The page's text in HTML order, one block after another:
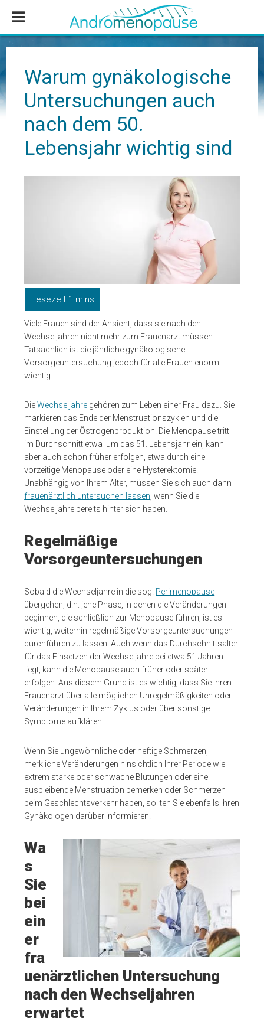
Inhalt
springen
Seitenspalte
springen
Fußzeile
springen
Warum gynäkologische
Untersuchungen auch
nach dem 50.
Lebensjahr wichtig sind
Viele Frauen sind der Ansicht, dass sie nach den
Wechseljahren nicht mehr zum Frauenarzt müssen.
Tatsächlich ist die jährliche gynäkologische
Vorsorgeuntersuchung jedoch für alle Frauen enorm
wichtig.
DieWechseljahre gehören zum Leben einer Frau dazu. Sie
markieren das Ende der Menstruationszyklen und die
Einstellung der Östrogenproduktion. Die Menopause tritt
im Durchschnitt etwa um das 51. Lebensjahr ein, kann
aber auch schon früher erfolgen, etwa durch eine
vorzeitige Menopause oder eine Hysterektomie
Unabhängig von Ihrem Alter, müssen Sie sich auch dann
frauenärztlich untersuchen lassen , wenn Sie die
Wechseljahre bereits hinter sich haben.
Regelmäßige
Vorsorgeuntersuchungen
Sobald die Wechseljahre in die sog. Perimenopause
übergehen, d.h. jene Phase, in denen die Veränderungen
beginnen, die schließlich zur Menopause führen, ist es
wichtig, weiterhin regelmäßige Vorsorgeuntersuchungen
durchführen zu lassen. Auch wenn das Durchschnittsalter
für das Einsetzen der Wechseljahre bei etwa 51 Jahren
liegt, kann die Menopause auch früher oder später
erfolgen. Aus diesem Grund ist es wichtig, dass Sie Ihren
Frauenarzt über alle möglichen Unregelmäßigkeiten oder
Veränderungen in Ihrem Zyklus oder über sonstige
Symptome aufklären.
Wenn Sie ungewöhnliche oder heftige Schmerzen,
merkliche Veränderungen hinsichtlich Ihrer Periode wie
extrem starke oder schwache Blutungen oder eine
ausbleibende Menstruation bemerken oder Schmerzen
beim Geschlechtsverkehr haben, sollten Sie ebenfalls Ihren
Gynäkologen darüber informieren.
Wa
s
Sie
bei
ein
er
fra
uenärztlichen Untersuchung
nach den Wechseljahren
erwartet